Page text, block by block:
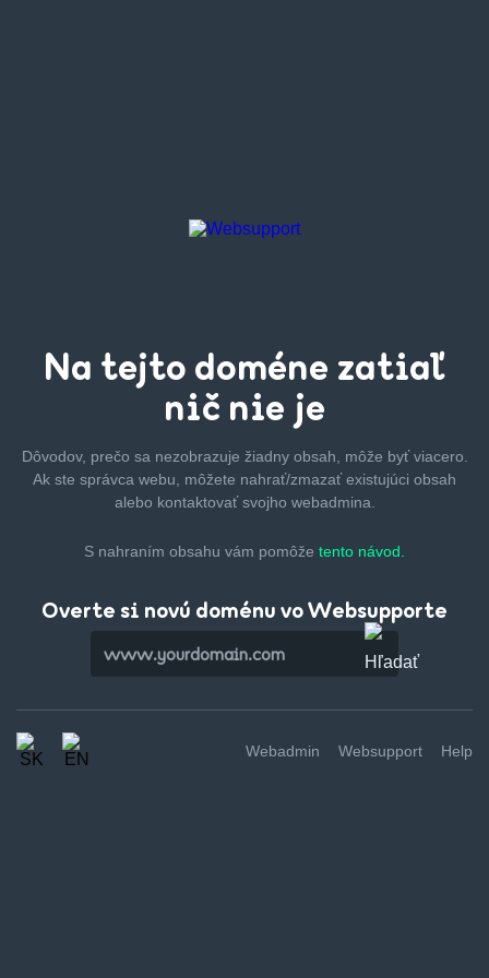
Na tejto doméne zatiaľ
nič nie je
Dôvodov, prečo sa nezobrazuje žiadny obsah, môže byťviacero.
Ak ste správca webu, môžete nahrať/zmazaťexistujúci obsah
alebo kontaktovať svojho webadmina.
S nahraním obsahu vám pomôže tento návod.
Overte si novú doménu vo Websupporte
Webadmin Websupport Help